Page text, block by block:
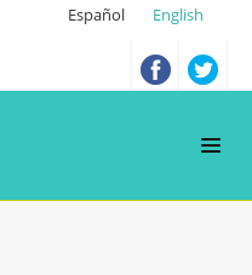
Español English